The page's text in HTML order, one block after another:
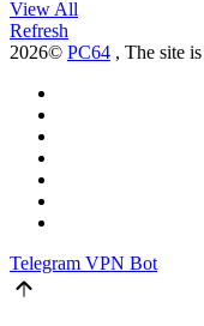
View All
Refresh
2026© PC64 , The site
Telegram VPN Bot